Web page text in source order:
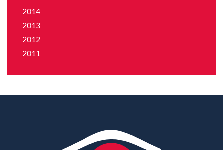
2014
2013
2012
2011